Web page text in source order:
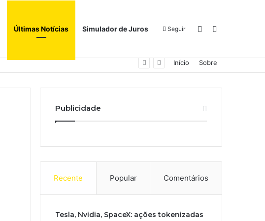
Últimas Notícias Simulador de Juros Seguir Switch skin
Início Sobre
Publicidade
Recente Popular Comentários
Tesla, Nvidia, SpaceX: ações tokenizadas